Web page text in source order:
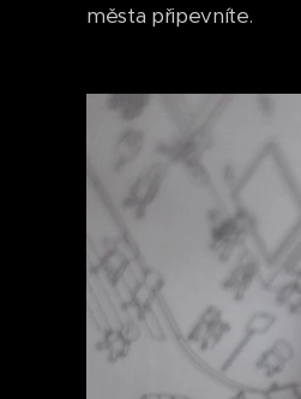
města připevníte.